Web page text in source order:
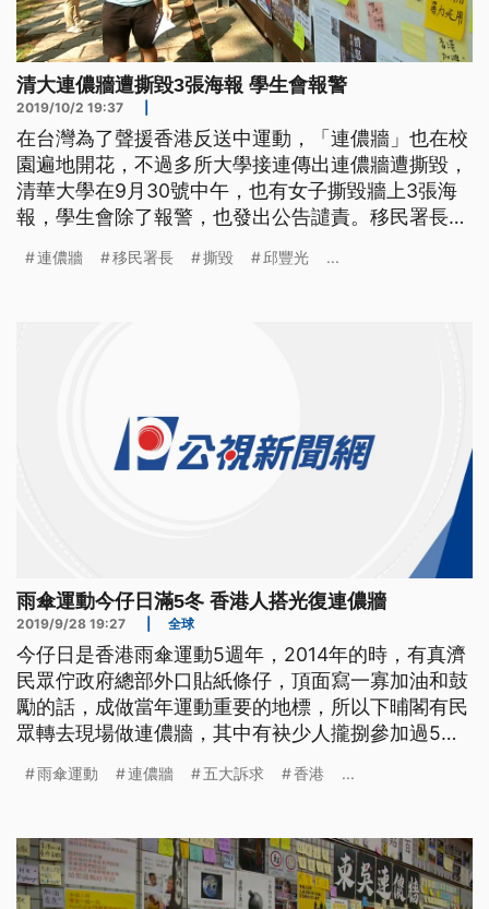
清大連儂牆遭撕毀3張海報 學生會報警
2019/10/2 19:37
在台灣為了聲援香港反送中運動，「連儂牆」也在校
園遍地開花，不過多所大學接連傳出連儂牆遭撕毀，
清華大學在9月30號中午，也有女子撕毀牆上3張海
報，學生會除了報警，也發出公告譴責。移民署長邱
儂牆等違規違法行為，以後都不會再讓他們進來。
連儂牆 移民署長 撕毀 邱豐光 ...
雨傘運動今仔日滿5冬 香港人搭光復連儂牆
2019/9/28 19:27 全球
今仔日是香港雨傘運動5週年，2014年的時，有真濟
民眾佇政府總部外口貼紙條仔，頂面寫一寡加油和鼓
勵的話，成做當年運動重要的地標，所以下晡閣有民
眾轉去現場做連儂牆，其中有袂少人攏捌參加過5年
息，嘛對最近香港的抗爭表達支持。 ==== 在階梯旁
運動五周年，許多穿著黑衣的民眾，自發性到政府總
部外，築起連儂牆。
雨傘運動 連儂牆 五大訴求 香港 ...